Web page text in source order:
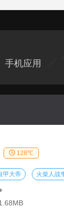
手机应用
128℃
甲大帝 火柴人战